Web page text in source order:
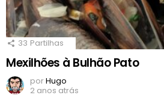
33 Partilhas
Mexilhões à Bulhão Pato
porHugo
2 anos atrás